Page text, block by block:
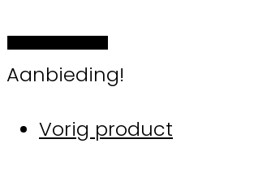
Aanbieding!
Vorig product